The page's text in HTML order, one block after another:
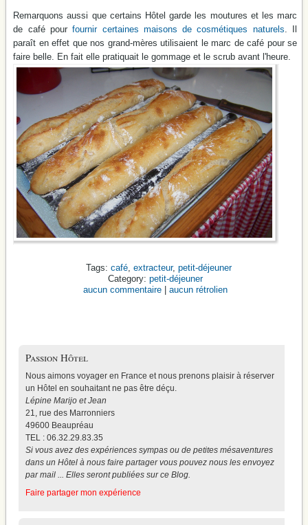
Remarquons aussi que certains Hôtel garde les moutures et les marc
de café pourfournir certaines maisons de cosmétiques naturels. Il
paraît en effet que nos grand-mères utilisaient le marc de café pour se
faire belle. En fait elle pratiquait le gommage et le scrub avant l'heure.
café, extracteur, petit-déjeuner
petit-déjeuner
aucun commentaire| aucun rétrolien
Passion Hôtel
Nous aimons voyager en France et nous prenons plaisir à réserver
un Hôtel en souhaitant ne pas être déçu.
Lépine Marijo et Jean
21, rue des Marronniers
49600 Beaupréau
TEL : 06.32.29.83.35
Si vous avez des expériences sympas ou de petites mésaventures
dans un Hôtel à nous faire partager vous pouvez nous les envoyez
par mail ... Elles seront publiées sur ce Blog.
Faire partager mon expérience